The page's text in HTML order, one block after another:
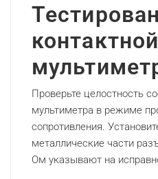
Проверьте целостность
мультиметра в режиме
сопротивления.
металлические части
Ом указывают на